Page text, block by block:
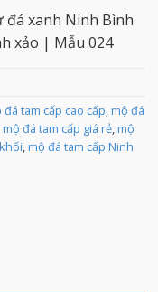
đá xanh Ninh Bình
xảo | Mẫu 024
đá tam cấp cao cấp,mộ đá
mộ đá tam cấp giá rẻ,mộ
,mộ đá tam cấp Ninh